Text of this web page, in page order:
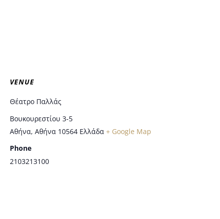
VENUE
Θέατρο Παλλάς
Βουκουρεστίου 3-5
Αθήνα, Αθήνα 10564 Ελλάδα + Google Map
Phone
2103213100